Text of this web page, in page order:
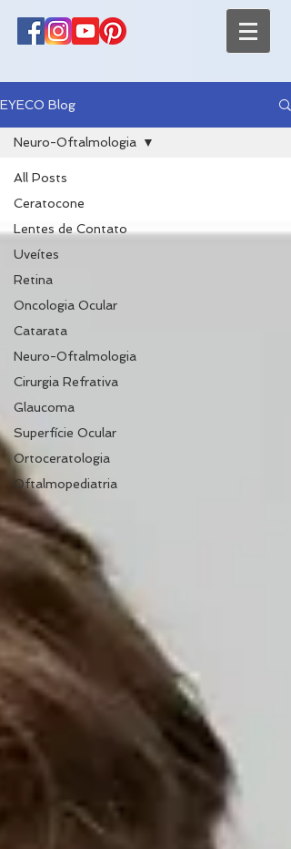
EYECO Blog
All Posts
Ceratocone
Lentes de Contato
Uveítes
Retina
Oncologia Ocular
Catarata
Neuro-Oftalmologia
Cirurgia Refrativa
Glaucoma
Superfície Ocular
Ortoceratologia
Oftalmopediatria
Neuro-Oftalmologia